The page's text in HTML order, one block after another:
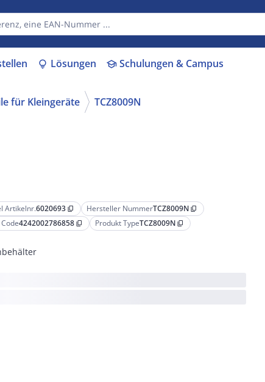
lightbulb Lösungen schoolSchulungen & Campus
für Kleingeräte TCZ8009N
Artikelnr.6020693 content_copy Hersteller NummerTCZ8009N content_copy
4242002786858 content_copy Produkt TypeTCZ8009N content_copy